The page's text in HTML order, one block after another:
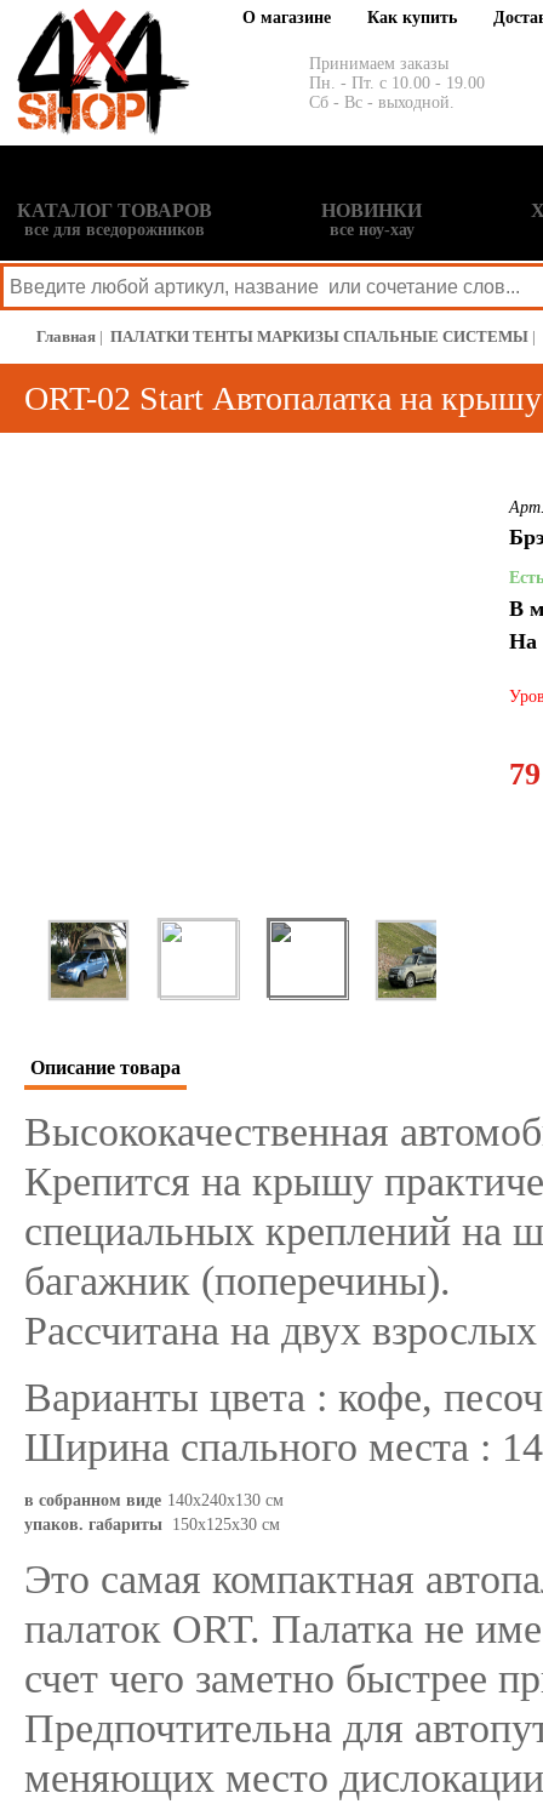
О магазине Как купить
Принимаем заказы
Пн. - Пт. с 10.00 - 19.00
Сб - Вс - выходной.
КАТАЛОГ ТОВАРОВ
все для вседорожников
НОВИНКИ
все ноу-хау
Главная | ПАЛАТКИ ТЕНТЫ МАРКИЗЫ СПАЛЬНЫЕ СИСТЕМЫ |
ORT-02 Start Автопалатка на
Touch
В
На
Описание товара
Высококачественная
Крепится на крышу
специальных креплений на
багажник (поперечины).
Рассчитана на двух
Варианты цвета : кофе,
Ширина спального места :
в собранном виде 140х240х130 см
упаков. габариты 150x125х30 см
Это самая компактная
палаток ORT. Палатка не
счет чего заметно быстрее
Предпочтительна для
меняющих место